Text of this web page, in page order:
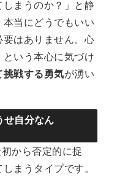
しまうのか？」と静
当にどうでもいい
はありません。心
いう本心に気づけ
挑戦する勇気が湧い
自分なん
から否定的に捉
まうタイプです。